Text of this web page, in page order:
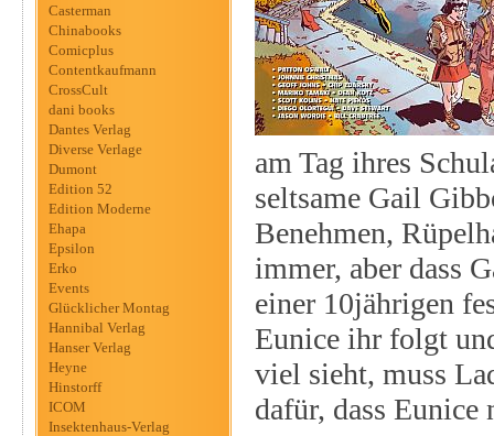
Casterman
Chinabooks
Comicplus
Contentkaufmann
CrossCult
dani books
Dantes Verlag
Diverse Verlage
Dumont
Edition 52
Edition Moderne
Ehapa
Epsilon
Erko
Events
Glücklicher Montag
Hannibal Verlag
Hanser Verlag
Heyne
Hinstorff
ICOM
Insektenhaus-Verlag
am Tag ihres
seltsame Gail
Benehmen,
immer, aber dass
einer 10jährigen
Eunice ihr folgt
viel sieht, muss
dafür, dass